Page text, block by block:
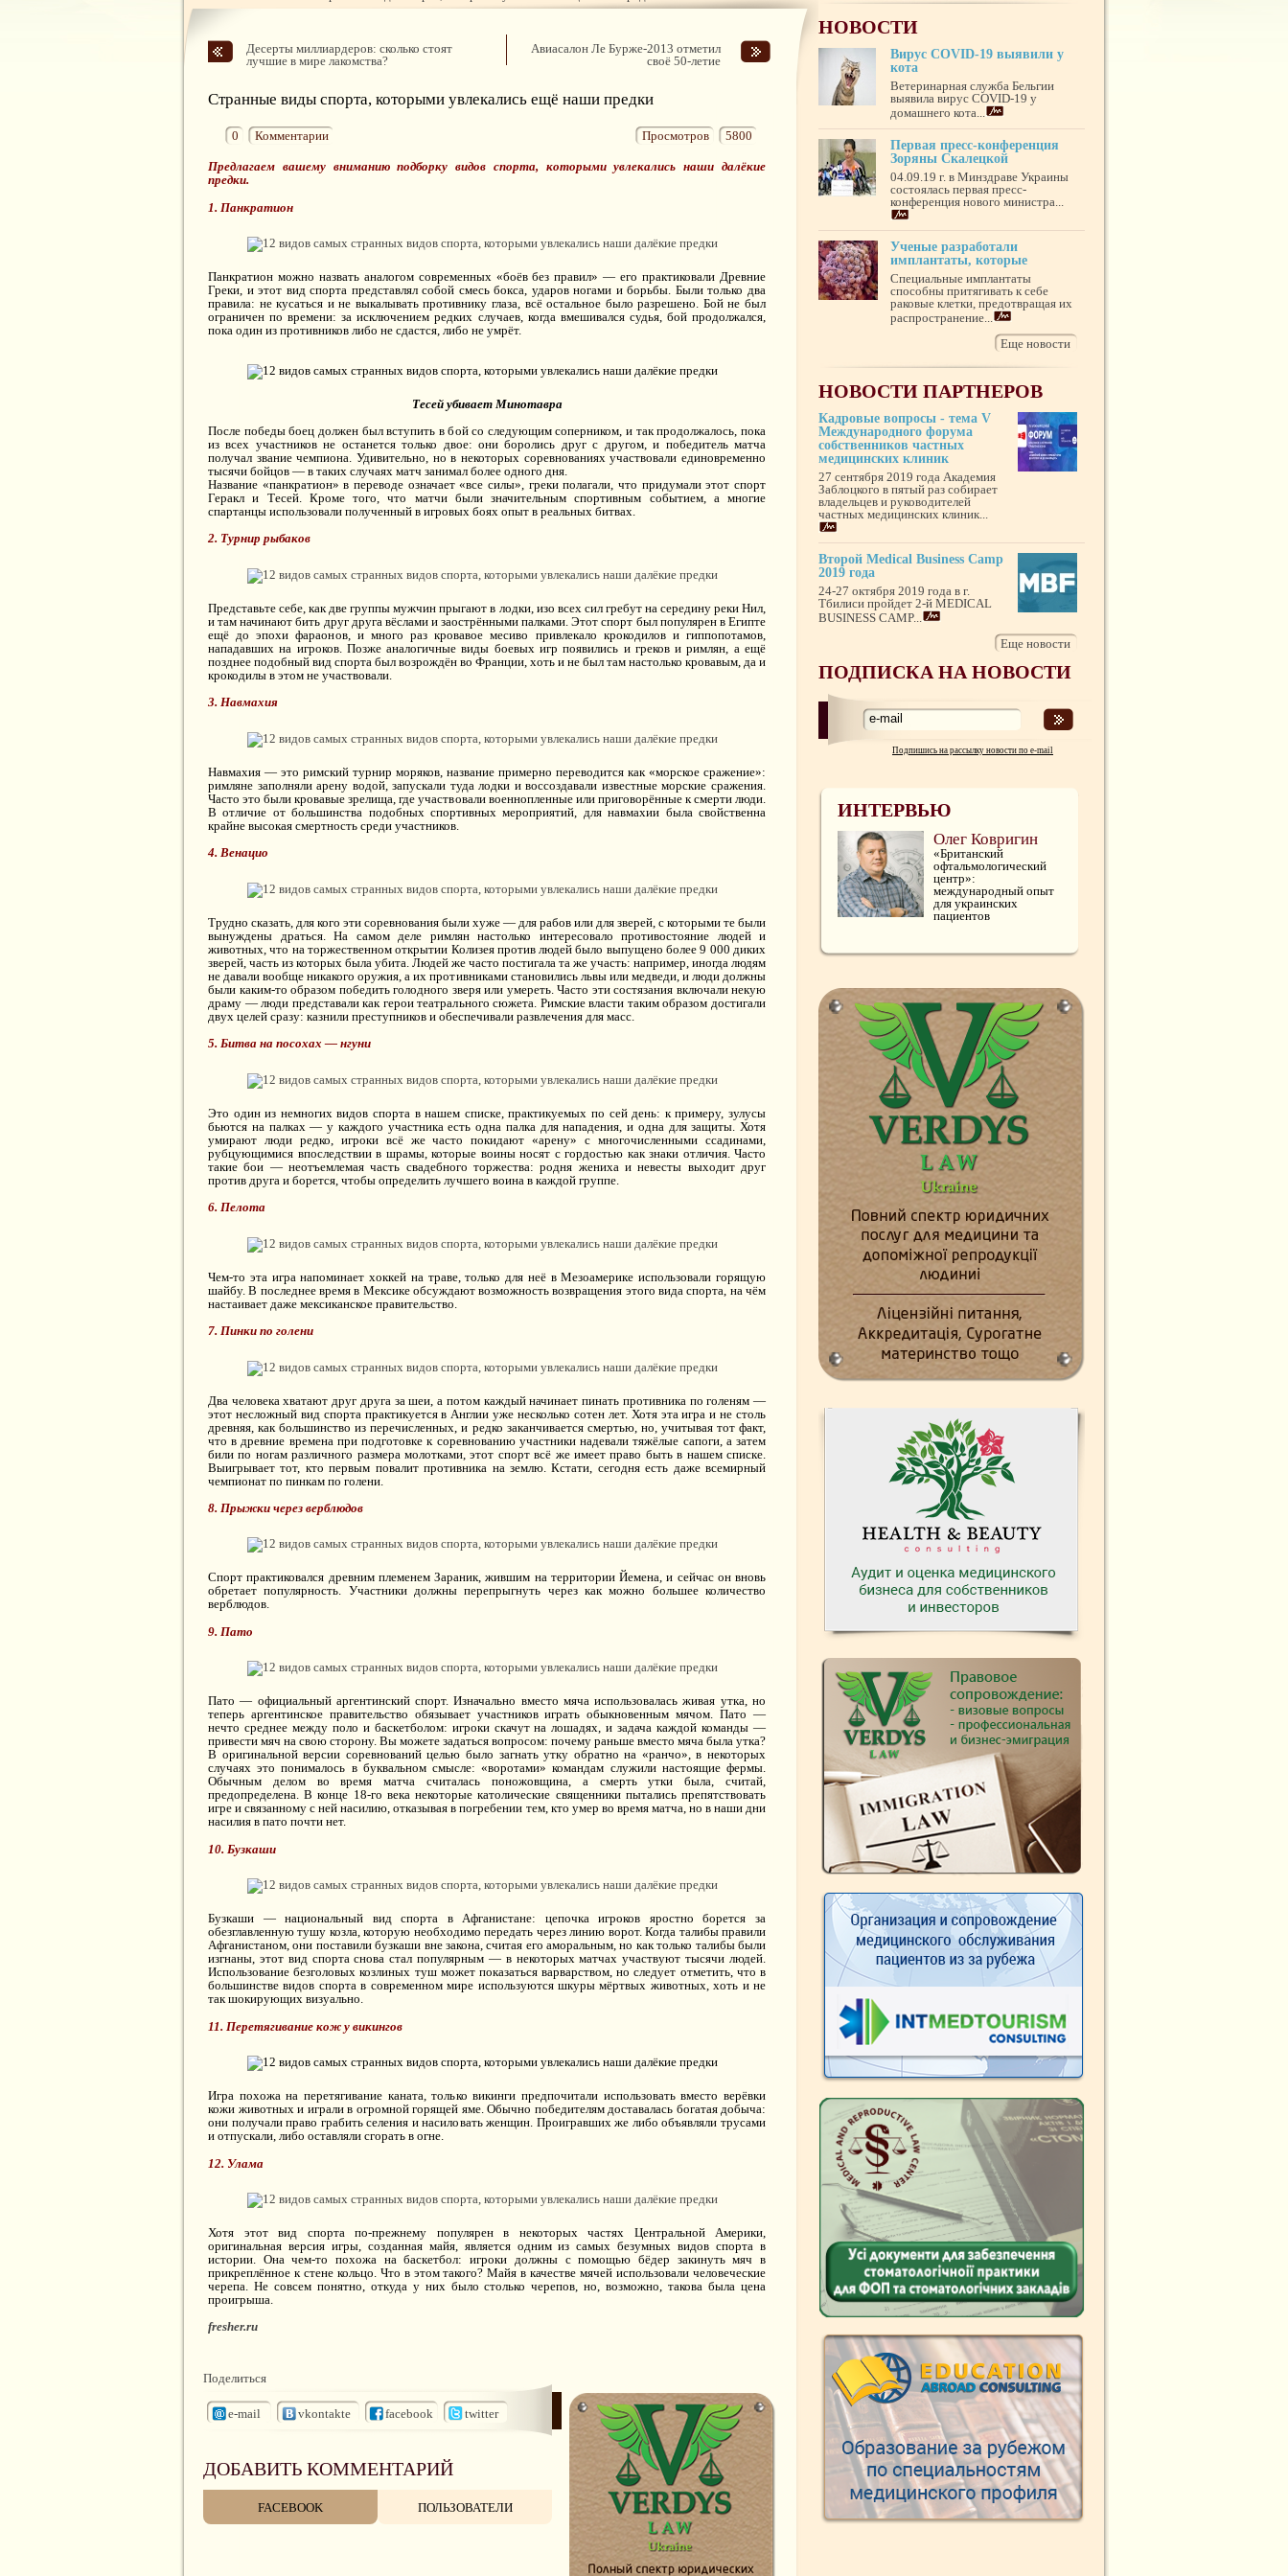
Десерты миллиардеров: сколько стоят
лучшие в мире лакомства?
Авиасалон Ле Бурже-2013 отметил
своё 50-летие
Странные виды спорта, которыми увлекались ещё наши предки
0 Комментарии Просмотров 5800
Предлагаем вашему вниманию подборку видов спорта, которыми увлекались наши далёкие
предки.
1. Панкратион
Панкратион можно назвать аналогом современных «боёв без правил» — его практиковали Древние
Греки, и этот вид спорта представлял собой смесь бокса, ударов ногами и борьбы. Были только два
правила: не кусаться и не выкалывать противнику глаза, всё остальное было разрешено. Бой не был
ограничен по времени: за исключением редких случаев, когда вмешивался судья, бой продолжался,
пока один из противников либо не сдастся, либо не умрёт.
Тесей убивает Минотавра
После победы боец должен был вступить в бой со следующим соперником, и так продолжалось, пока
из всех участников не останется только двое: они боролись друг с другом, и победитель матча
получал звание чемпиона. Удивительно, но в некоторых соревнованиях участвовали единовременно
тысячи бойцов — в таких случаях матч занимал более одного дня.
Название «панкратион» в переводе означает «все силы», греки полагали, что придумали этот спорт
Геракл и Тесей. Кроме того, что матчи были значительным спортивным событием, а многие
спартанцы использовали полученный в игровых боях опыт в реальных битвах.
2. Турнир рыбаков
Представьте себе, как две группы мужчин прыгают в лодки, изо всех сил гребут на середину реки Нил,
и там начинают бить друг друга вёслами и заострёнными палками. Этот спорт был популярен в Египте
ещё до эпохи фараонов, и много раз кровавое месиво привлекало крокодилов и гиппопотамов,
нападавших на игроков. Позже аналогичные виды боевых игр появились и греков и римлян, а ещё
позднее подобный вид спорта был возрождён во Франции, хоть и не был там настолько кровавым, да и
крокодилы в этом не участвовали.
3. Навмахия
Навмахия — это римский турнир моряков, название примерно переводится как «морское сражение»:
римляне заполняли арену водой, запускали туда лодки и воссоздавали известные морские сражения.
Часто это были кровавые зрелища, где участвовали военнопленные или приговорённые к смерти люди.
В отличие от большинства подобных спортивных мероприятий, для навмахии была свойственна
крайне высокая смертность среди участников.
4. Венацио
Трудно сказать, для кого эти соревнования были хуже — для рабов или для зверей, с которыми те были
вынуждены драться. На самом деле римлян настолько интересовало противостояние людей и
животных, что на торжественном открытии Колизея против людей было выпущено более 9 000 диких
зверей, часть из которых была убита. Людей же часто постигала та же участь: например, иногда людям
не давали вообще никакого оружия, а их противниками становились львы или медведи, и люди должны
были каким-то образом победить голодного зверя или умереть. Часто эти состязания включали некую
драму — люди представали как герои театрального сюжета. Римские власти таким образом достигали
двух целей сразу: казнили преступников и обеспечивали развлечения для масс.
5. Битва на посохах — нгуни
Это один из немногих видов спорта в нашем списке, практикуемых по сей день: к примеру, зулусы
бьются на палках — у каждого участника есть одна палка для нападения, и одна для защиты. Хотя
умирают люди редко, игроки всё же часто покидают «арену» с многочисленными ссадинами,
рубцующимися впоследствии в шрамы, которые воины носят с гордостью как знаки отличия. Часто
такие бои — неотъемлемая часть свадебного торжества: родня жениха и невесты выходит друг
против друга и борется, чтобы определить лучшего воина в каждой группе.
6. Пелота
Чем-то эта игра напоминает хоккей на траве, только для неё в Мезоамерике использовали горящую
шайбу. В последнее время в Мексике обсуждают возможность возвращения этого вида спорта, на чём
настаивает даже мексиканское правительство.
7. Пинки по голени
Два человека хватают друг друга за шеи, а потом каждый начинает пинать противника по голеням —
этот несложный вид спорта практикуется в Англии уже несколько сотен лет. Хотя эта игра и не столь
древняя, как большинство из перечисленных, и редко заканчивается смертью, но, учитывая тот факт,
что в древние времена при подготовке к соревнованию участники надевали тяжёлые сапоги, а затем
били по ногам различного размера молотками, этот спорт всё же имеет право быть в нашем списке.
Выигрывает тот, кто первым повалит противника на землю. Кстати, сегодня есть даже всемирный
чемпионат по пинкам по голени.
8. Прыжки через верблюдов
Спорт практиковался древним племенем Зараник, жившим на территории Йемена, и сейчас он вновь
обретает популярность. Участники должны перепрыгнуть через как можно большее количество
верблюдов.
9. Пато
Пато — официальный аргентинский спорт. Изначально вместо мяча использовалась живая утка, но
теперь аргентинское правительство обязывает участников играть обыкновенным мячом. Пато —
нечто среднее между поло и баскетболом: игроки скачут на лошадях, и задача каждой команды —
привести мяч на свою сторону. Вы можете задаться вопросом: почему раньше вместо мяча была утка?
В оригинальной версии соревнований целью было загнать утку обратно на «ранчо», в некоторых
случаях это понималось в буквальном смысле: «воротами» командам служили настоящие фермы.
Обычным делом во время матча считалась поножовщина, а смерть утки была, считай,
предопределена. В конце 18-го века некоторые католические священники пытались препятствовать
игре и связанному с ней насилию, отказывая в погребении тем, кто умер во время матча, но в наши дни
насилия в пато почти нет.
10. Бузкаши
Бузкаши — национальный вид спорта в Афганистане: цепочка игроков яростно борется за
обезглавленную тушу козла, которую необходимо передать через линию ворот. Когда талибы правили
Афганистаном, они поставили бузкаши вне закона, считая его аморальным, но как только талибы были
изгнаны, этот вид спорта снова стал популярным — в некоторых матчах участвуют тысячи людей.
Использование безголовых козлиных туш может показаться варварством, но следует отметить, что в
большинстве видов спорта в современном мире используются шкуры мёртвых животных, хоть и не
так шокирующих визуально.
11. Перетягивание кож у викингов
Игра похожа на перетягивание каната, только викинги предпочитали использовать вместо верёвки
кожи животных и играли в огромной горящей яме. Обычно победителям доставалась богатая добыча:
они получали право грабить селения и насиловать женщин. Проигравших же либо объявляли трусами
и отпускали, либо оставляли сгорать в огне.
12. Улама
Хотя этот вид спорта по-прежнему популярен в некоторых частях Центральной Америки,
оригинальная версия игры, созданная майя, является одним из самых безумных видов спорта в
истории. Она чем-то похожа на баскетбол: игроки должны с помощью бёдер закинуть мяч в
прикреплённое к стене кольцо. Что в этом такого? Майя в качестве мячей использовали человеческие
черепа. Не совсем понятно, откуда у них было столько черепов, но, возможно, такова была цена
проигрыша.
fresher.ru
Поделиться
e-mail vkontakte facebook twitter
ДОБАВИТЬ КОММЕНТАРИЙ
FACEBOOK ПОЛЬЗОВАТЕЛИ
НОВОСТИ
Вирус COVID-19 выявили у
кота
Ветеринарная служба Бельгии
выявила вирус COVID-19 у
домашнего кота...
Первая пресс-конференция
Зоряны Скалецкой
04.09.19 г. в Минздраве Украины
состоялась первая пресс-
конференция нового министра...
Ученые разработали
имплантаты, которые
Специальные имплантаты
способны притягивать к себе
раковые клетки, предотвращая их
распространение...
Еще новости
НОВОСТИ ПАРТНЕРОВ
Кадровые вопросы - тема V
Международного форума
собственников частных
медицинских клиник
27 сентября 2019 года Академия
Заблоцкого в пятый раз собирает
владельцев и руководителей
частных медицинских клиник...
Второй Medical Business Camp
2019 года
24-27 октября 2019 года в г.
Тбилиси пройдет 2-й MEDICAL
BUSINESS CAMP...
Еще новости
ПОДПИСКА НА НОВОСТИ
Подпишись на рассылку новости по e-mail
ИНТЕРВЬЮ
Олег Ковригин
«Британский
офтальмологический
центр»:
международный опыт
для украинских
пациентов